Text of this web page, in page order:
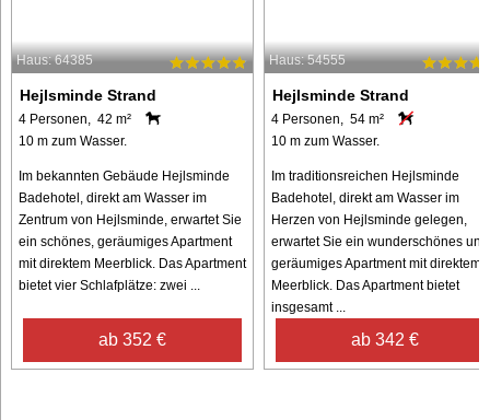
Haus: 64385
Hejlsminde Strand
4 Personen, 42 m²
10 m zum Wasser.
Im bekannten Gebäude Hejlsminde
Badehotel, direkt am Wasser im
Zentrum von Hejlsminde, erwartet Sie
ein schönes, geräumiges Apartment
mit direktem Meerblick. Das Apartment
bietet vier Schlafplätze: zwei ...
ab 352 €
Haus: 54555
Hejlsminde Strand
4 Personen, 54 m²
10 m zum Wasser.
Im traditionsreichen Hejlsminde
Badehotel, direkt am Wasser im
Herzen von Hejlsminde gelegen,
erwartet Sie ein wunderschönes und
geräumiges Apartment mit direktem
Meerblick. Das Apartment bietet
insgesamt ...
ab 342 €